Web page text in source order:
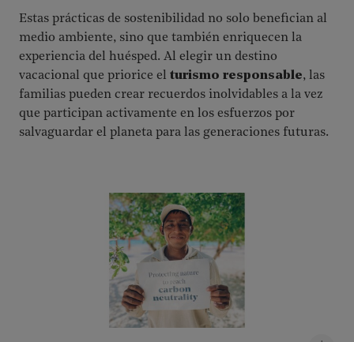
Estas prácticas de sostenibilidad no solo benefician al
medio ambiente, sino que también enriquecen la
experiencia del huésped. Al elegir un destino
vacacional que priorice el turismo responsable, las
familias pueden crear recuerdos inolvidables a la vez
que participan activamente en los esfuerzos por
salvaguardar el planeta para las generaciones futuras.